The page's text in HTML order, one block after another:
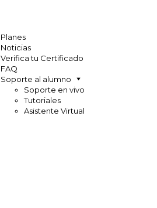
Planes
Noticias
Verifica tu Certificado
FAQ
Soporte al alumno
Soporte en vivo
Tutoriales
Asistente Virtual